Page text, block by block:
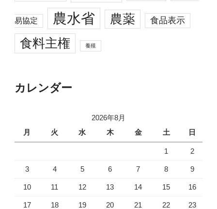
易協定 農水省 農薬 食品表示
食料主権 養殖
カレンダー
2026年8月
月
火 水 木 金 土 日
1 2
3 4 5 6 7 8 9
10 11 12 13 14 15 16
17 18 19 20 21 22 23